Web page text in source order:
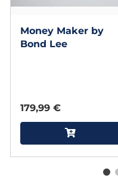
Money Maker by
Bond Lee
179,99 €